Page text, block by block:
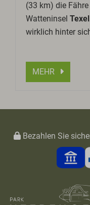
(33 km) die
WatteninselTexel
wirklich hinter
MEHR
Bezahlen Sie